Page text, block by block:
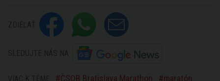
ČSOB Bratislava Marathon maratón